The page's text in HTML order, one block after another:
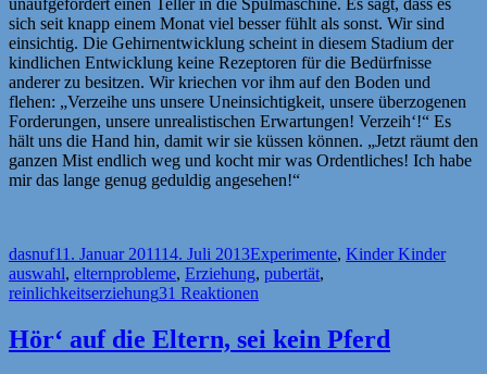
sich seit knapp einem Monat viel besser fühlt als sonst. Wir sind
einsichtig. Die Gehirnentwicklung scheint in diesem Stadium der
kindlichen Entwicklung keine Rezeptoren für die Bedürfnisse
anderer zu besitzen. Wir kriechen vor ihm auf den Boden und
flehen: „Verzeihe uns unsere Uneinsichtigkeit, unsere überzogenen
Forderungen, unsere unrealistischen Erwartungen! Verzeih‘!“ Es
hält uns die Hand hin, damit wir sie küssen können. „Jetzt räumt den
ganzen Mist endlich weg und kocht mir was Ordentliches! Ich habe
mir das lange genug geduldig angesehen!“
Autor
dasnufVeröffentlicht
am
11. Januar 201114. Juli 2013Kategorien
Experimente, Kinder Kinder
auswahl, elternprobleme, Erziehung, pubertät,
reinlichkeitserziehung31 Reaktionen
Hör‘ auf die Eltern, sei kein Pferd